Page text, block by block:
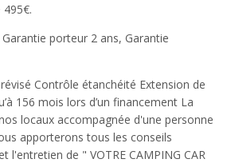
porteur 2 ans, Garantie
Contrôle étanchéité Extension de
156 mois lors d’un financement La
locaux accompagnée d'une personne
apporterons tous les conseils
l'entretien de " VOTRE CAMPING CAR